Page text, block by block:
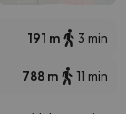
191 m 3 min
788 m 11 min